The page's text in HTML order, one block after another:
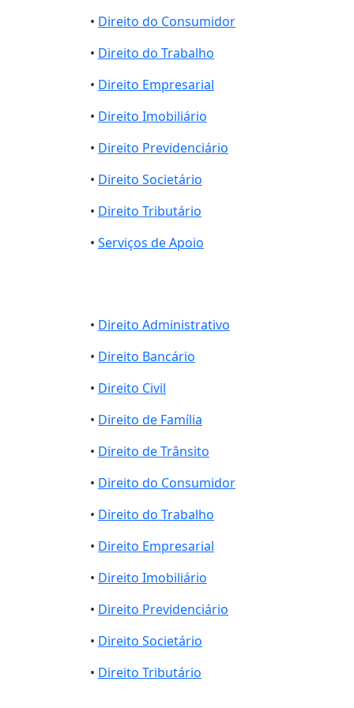
• Direito do Consumidor
• Direito do Trabalho
• Direito Empresarial
• Direito Imobiliário
• Direito Previdenciário
• Direito Societário
• Direito Tributário
• Serviços de Apoio
• Direito Administrativo
• Direito Bancário
• Direito Civil
• Direito de Família
• Direito de Trânsito
• Direito do Consumidor
• Direito do Trabalho
• Direito Empresarial
• Direito Imobiliário
• Direito Previdenciário
• Direito Societário
• Direito Tributário